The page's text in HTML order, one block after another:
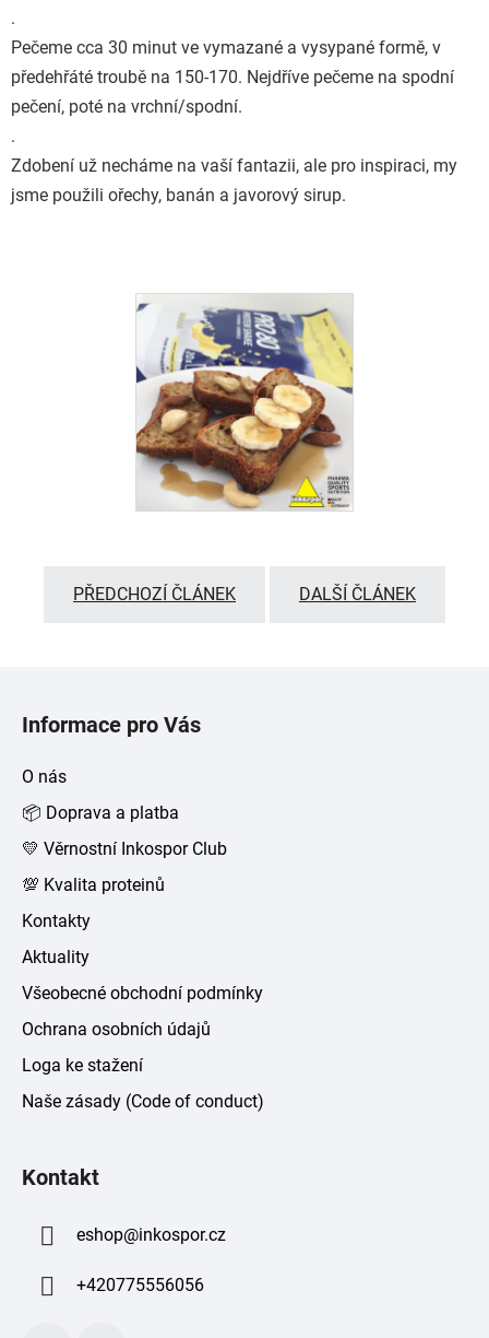
.
Pečeme cca 30 minut ve vymazané a vysypané formě, v
předehřáté troubě na 150-170. Nejdříve pečeme na spodní
pečení, poté na vrchní/spodní.
.
Zdobení už necháme na vaší fantazii, ale pro inspiraci, my
jsme použili ořechy, banán a javorový sirup.
PŘEDCHOZÍ ČLÁNEK DALŠÍ ČLÁNEK
Informace pro Vás
O nás
📦 Doprava a platba
💛 Věrnostní Inkospor Club
💯 Kvalita proteinů
Kontakty
Aktuality
Všeobecné obchodní podmínky
Ochrana osobních údajů
Loga ke stažení
Naše zásady (Code of conduct)
Kontakt
eshop@inkospor.cz
+420775556056